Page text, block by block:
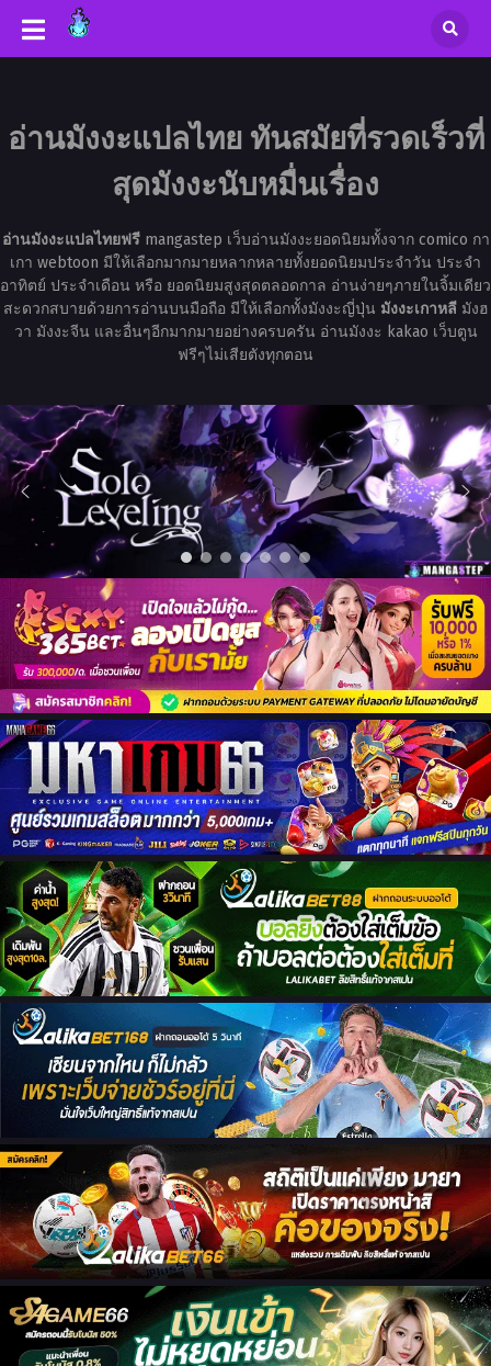
อ่านมังงะแปลไทย ทันสมัยที่รวดเร็วที่
สุดมังงะนับหมื่นเรื่อง
อ่านมังงะแปลไทยฟรีmangastep เว็บอ่านมังงะยอดนิยมทั้งจาก comico กา
เกา webtoon มีให้เลือกมากมายหลากหลายทั้งยอดนิยมประจำวัน ประจำ
อาทิตย์ ประจำเดือน หรือ ยอดนิยมสูงสุดตลอดกาล อ่านง่ายๆภายในจิ้มเดียว
สะดวกสบายด้วยการอ่านบนมือถือ มีให้เลือกทั้งมังงะญี่ปุ่น มังงะเกาหลีมังฮ
วา มังงะจีน และอื่นๆอีกมากมายอย่างครบครัน อ่านมังงะ kakao เว็บตูน
ฟรีๆไม่เสียตังทุกตอน